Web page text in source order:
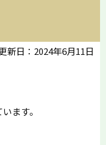
新日：2024年6月11日
ます。